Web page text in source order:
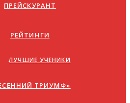
ПРЕЙСКУРАНТ
РЕЙТИНГИ
ЛУЧШИЕ УЧЕНИКИ
ТРИУМФ»